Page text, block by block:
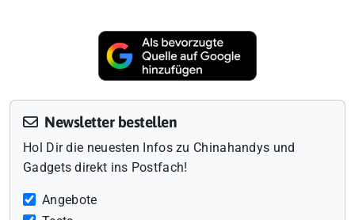
Newsletter bestellen
Hol Dir die neuesten Infos zu Chinahandys und
Gadgets direkt ins Postfach!
Angebote